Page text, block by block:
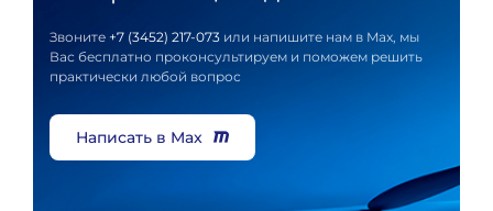
Звоните +7 (3452) 217-073 или напишите нам в Max, мы
Вас бесплатно проконсультируем и поможем решить
практически любой вопрос
Написать в Max